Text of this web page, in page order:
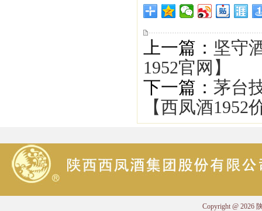
上一篇： 坚守
1952官网】
下一篇： 茅台
【西凤酒1952
Copyright @ 2026